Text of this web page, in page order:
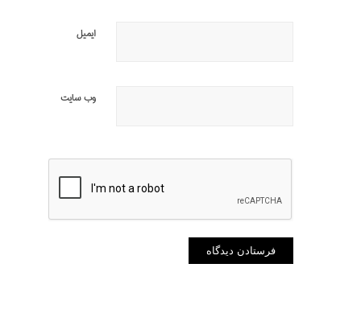
ایمیل
وب‌ سایت